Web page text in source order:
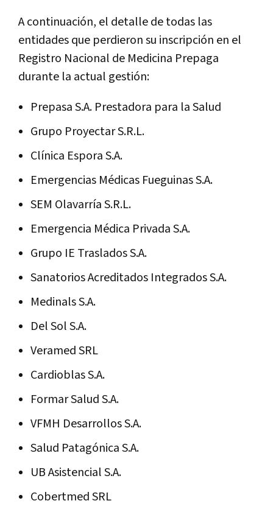
A continuación, el detalle de todas las
entidades que perdieron su inscripción en el
Registro Nacional de Medicina Prepaga
durante la actual gestión:
Prepasa S.A. Prestadora para la Salud
Grupo Proyectar S.R.L.
Clínica Espora S.A.
Emergencias Médicas Fueguinas S.A.
SEM Olavarría S.R.L.
Emergencia Médica Privada S.A.
Grupo IE Traslados S.A.
Sanatorios Acreditados Integrados S.A.
Medinals S.A.
Del Sol S.A.
Veramed SRL
Cardioblas S.A.
Formar Salud S.A.
VFMH Desarrollos S.A.
Salud Patagónica S.A.
UB Asistencial S.A.
Cobertmed SRL